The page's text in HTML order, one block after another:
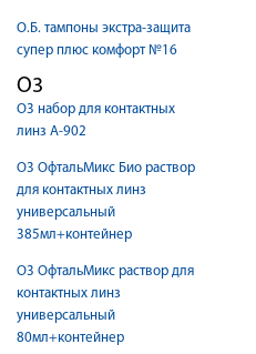
О.Б. тампоны экстра-защита
супер плюс комфорт №16
О3
О3 набор для контактных
линз А-902
О3 ОфтальМикс Био раствор
для контактных линз
универсальный
385мл+контейнер
О3 ОфтальМикс раствор для
контактных линз
универсальный
80мл+контейнер